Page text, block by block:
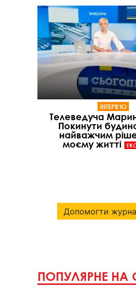
ІНТЕРВ'Ю
Телеведуча
Покинути
найважчим
моєму житті
Допомогти
ПОПУЛЯРНЕ НА